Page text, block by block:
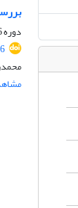
دوره 26، شماره 104، پاییز 1401، صفحه